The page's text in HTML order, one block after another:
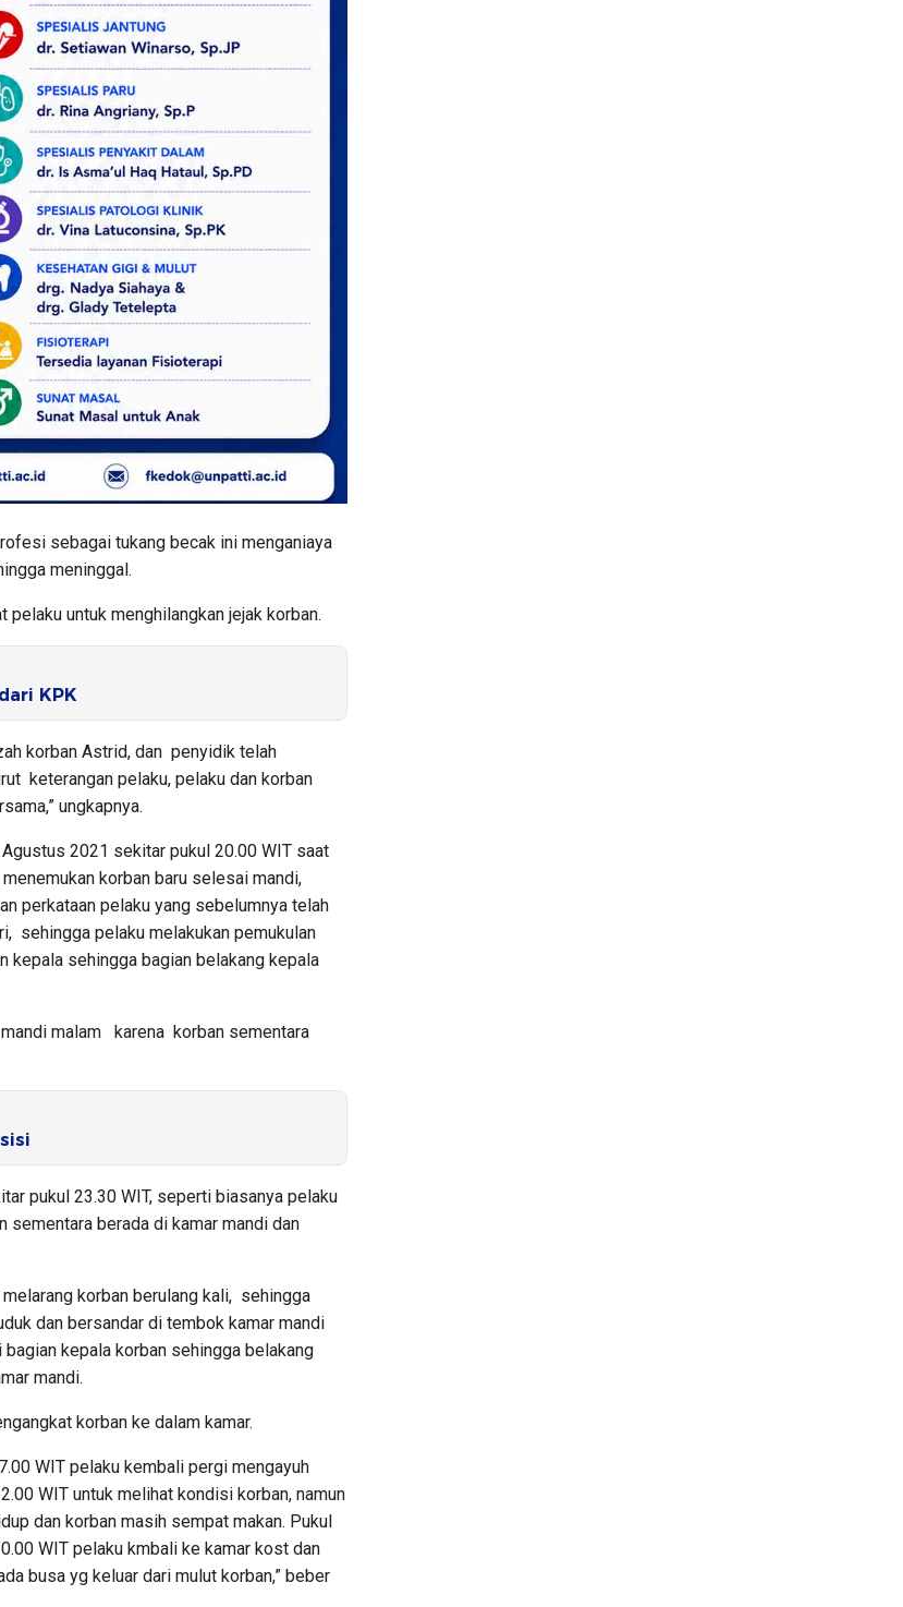
sebagai tukang becak ini menganiaya
meninggal.
untuk menghilangkan jejak korban.
KPK
korban Astrid, dan penyidik telah
keterangan pelaku, pelaku dan korban
ungkapnya.
2021 sekitar pukul 20.00 WIT saat
korban baru selesai mandi,
perkataan pelaku yang sebelumnya telah
sehingga pelaku melakukan pemukulan
kepala sehingga bagian belakang kepala
malam karena korban sementara
pukul 23.30 WIT, seperti biasanya pelaku
sementara berada di kamar mandi dan
korban berulang kali, sehingga
dan bersandar di tembok kamar mandi
kepala korban sehingga belakang
mandi.
korban ke dalam kamar.
WIT pelaku kembali pergi mengayuh
WIT untuk melihat kondisi korban, namun
dan korban masih sempat makan. Pukul
WIT pelaku kmbali ke kamar kost dan
busa yg keluar dari mulut korban,” beber